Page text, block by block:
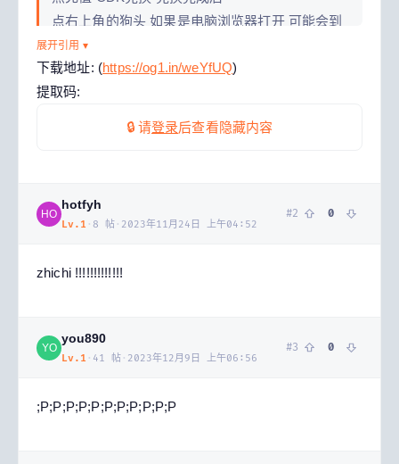
点右上角的狗头 如果是电脑浏览器打开 可能会到
右上角外面去 自己找一下
抽奖完成会通过邮件发放奖励
展开引用 ▾
下载地址: (https://og1.in/weYfUQ)
提取码:
🔒 请登录后查看隐藏内容
HO
hotfyh
Lv. 1 · 8 帖 · 2023年11月24日 上午04:52
#2 0
zhichi !!!!!!!!!!!!!
YO
you890
Lv. 1 · 41 帖 · 2023年12月9日 上午06:56
#3 0
;P;P;P;P;P;P;P;P;P;P;P